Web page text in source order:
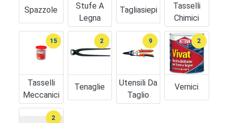
Spazzole
Stufe A
Legna
Tagliasiepi
Tasselli
Chimici
Tasselli
Meccanici
15
Tenaglie
2
Utensili Da
Taglio
9
Vernici
2
2